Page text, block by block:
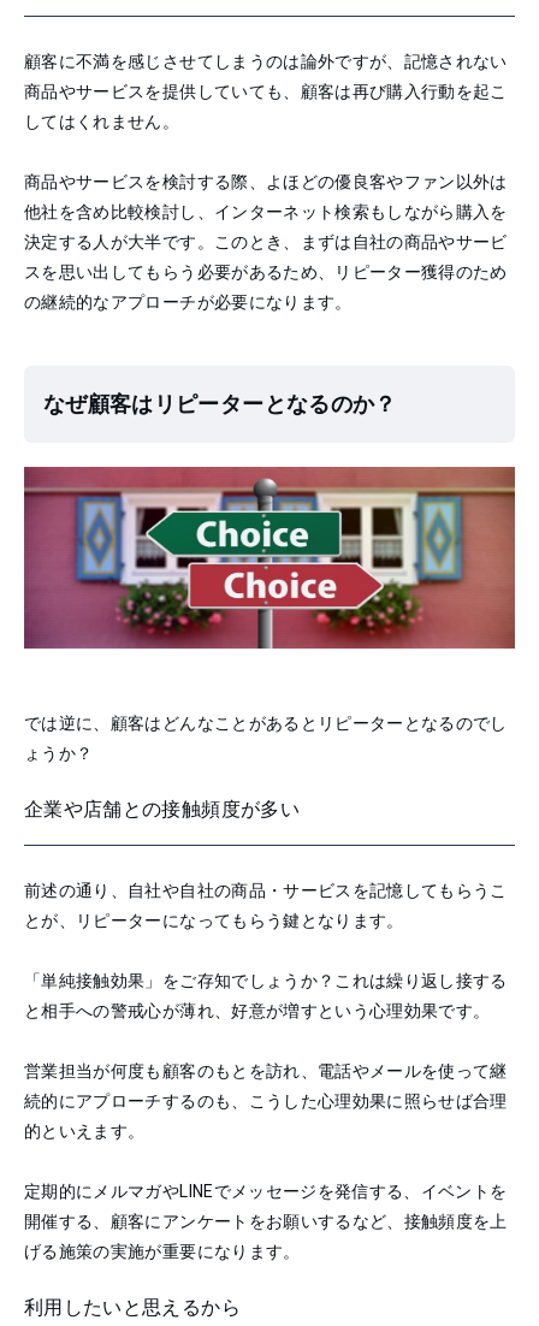
顧客に不満を感じさせてしまうのは論外ですが、記憶されない
商品やサービスを提供していても、顧客は再び購入行動を起こ
してはくれません。
商品やサービスを検討する際、よほどの優良客やファン以外は
他社を含め比較検討し、インターネット検索もしながら購入を
決定する人が大半です。このとき、まずは自社の商品やサービ
スを思い出してもらう必要があるため、リピーター獲得のため
の継続的なアプローチが必要になります。
なぜ顧客はリピーターとなるのか？
では逆に、顧客はどんなことがあるとリピーターとなるのでし
ょうか？
企業や店舗との接触頻度が多い
前述の通り、自社や自社の商品・サービスを記憶してもらうこ
とが、リピーターになってもらう鍵となります。
「単純接触効果」をご存知でしょうか？これは繰り返し接する
と相手への警戒心が薄れ、好意が増すという心理効果です。
営業担当が何度も顧客のもとを訪れ、電話やメールを使って継
続的にアプローチするのも、こうした心理効果に照らせば合理
的といえます。
定期的にメルマガやLINEでメッセージを発信する、イベントを
開催する、顧客にアンケートをお願いするなど、接触頻度を上
げる施策の実施が重要になります。
利用したいと思えるから